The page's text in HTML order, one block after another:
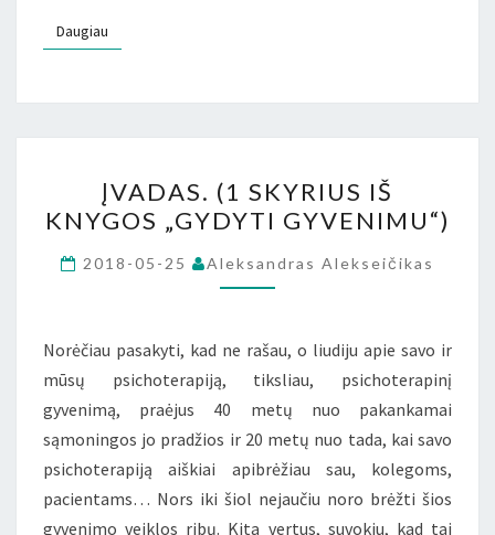
Daugiau
(1
SKYRIUS
IŠ
KNYGOS
GYVENIMU“)
ĮVADAS. (1 SKYRIUS IŠ
KNYGOS „GYDYTI GYVENIMU“)
2018-05-25 Aleksandras Alekseičikas
Norėčiau pasakyti, kad ne rašau, o liudiju apie savo ir
mūsų psichoterapiją, tiksliau, psichoterapinį
gyvenimą, praėjus 40 metų nuo pakankamai
sąmoningos jo pradžios ir 20 metų nuo tada, kai savo
psichoterapiją aiškiai apibrėžiau sau, kolegoms,
pacientams… Nors iki šiol nejaučiu noro brėžti šios
gyvenimo veiklos ribų. Kita vertus, suvokiu, kad tai